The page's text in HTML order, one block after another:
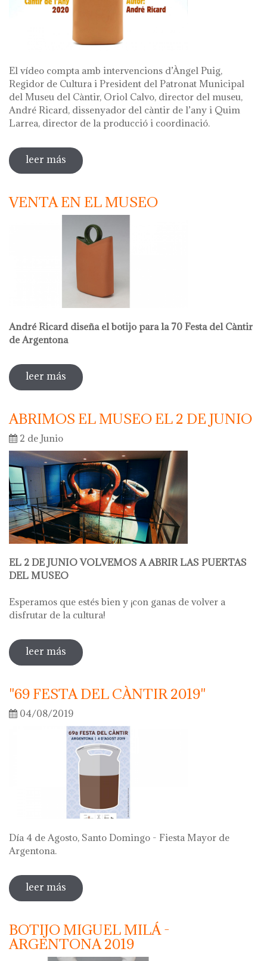
El vídeo compta amb intervencions d’Àngel Puig,
Regidor de Cultura i President del Patronat Municipal
del Museu del Càntir, Oriol Calvo, director del museu,
André Ricard, dissenyador del càntir de l’any i Quim
Larrea, director de la producció i coordinació.
leer más sobre vídeo presentació càntir 2020
VENTA EN EL MUSEO
André Ricard diseña el botijo para la 70 Festa del Càntir
de Argentona
leer más sobre venta en el museo
ABRIMOS EL MUSEO EL 2 DE JUNIO
2 de Junio
EL 2 DE JUNIO VOLVEMOS A ABRIR LAS PUERTAS
DEL MUSEO
Esperamos que estés bien y ¡con ganas de volver a
disfrutar de la cultura!
leer más sobre abrimos el museo el 2 de junio
"69 FESTA DEL CÀNTIR 2019"
04/08/2019
Día 4 de Agosto, Santo Domingo - Fiesta Mayor de
Argentona.
leer más sobre "69 festa del càntir 2019"
BOTIJO MIGUEL MILÁ -
ARGENTONA 2019